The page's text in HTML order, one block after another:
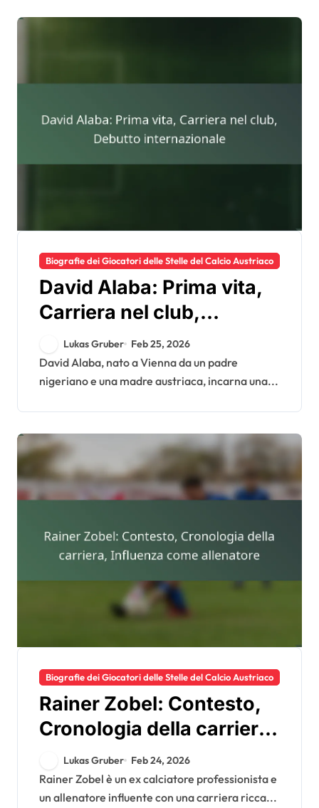
Biografie dei Giocatori delle Stelle del Calcio Austriaco
David Alaba: Prima vita,
Carriera nel club,
Debutto internazionale
Lukas Gruber Feb 25, 2026
David Alaba, nato a Vienna da un padre
nigeriano e una madre austriaca, incarna una...
Biografie dei Giocatori delle Stelle del Calcio Austriaco
Rainer Zobel: Contesto,
Cronologia della carriera,
Influenza come
allenatore
Lukas Gruber Feb 24, 2026
Rainer Zobel è un ex calciatore professionista e
un allenatore influente con una carriera ricca...